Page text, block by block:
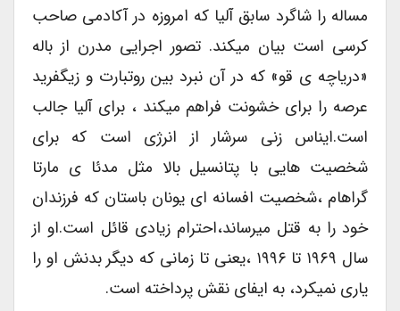
مساله را شاگرد سابق آلیا که امروزه در آکادمی صاحب
کرسی است بیان میکند. تصور اجرایی مدرن از باله
«دریاچه ی قو» که در آن نبرد بین روتبارت و زیگفرید
عرصه را برای خشونت فراهم میکند ، برای آلیا جالب
است.ایناس زنی سرشار از انرژی است که برای
شخصیت هایی با پتانسیل بالا مثل مدئا ی مارتا
گراهام ،شخصیت افسانه ای یونان باستان که فرزندان
خود را به قتل میرساند،احترام زیادی قائل است.او از
سال ۱۹۶۹ تا ۱۹۹۶ ،یعنی تا زمانی که دیگر بدنش او را
یاری نمیکرد، به ایفای نقش پرداخته است.